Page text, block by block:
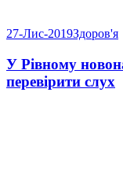
27-Лис-2019Здоров'я
У Рівному
перевірити слух